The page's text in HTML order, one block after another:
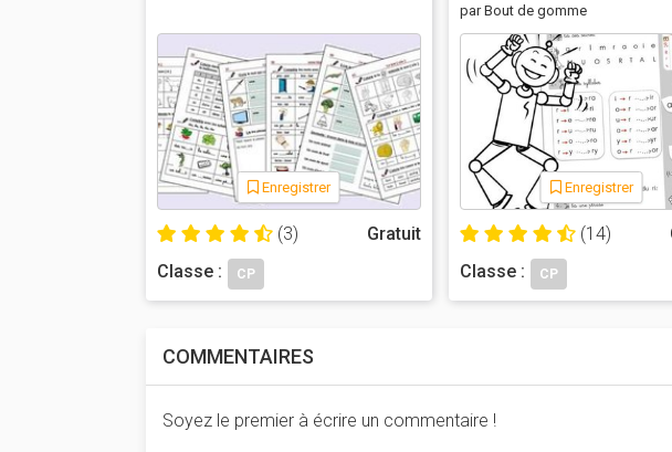
Enregistrer
(3)
Gratuit
Classe :
CP
par Bout de gomme
Enregistrer
(14)
Classe :
CP
COMMENTAIRES
Soyez le premier à écrire un commentaire !